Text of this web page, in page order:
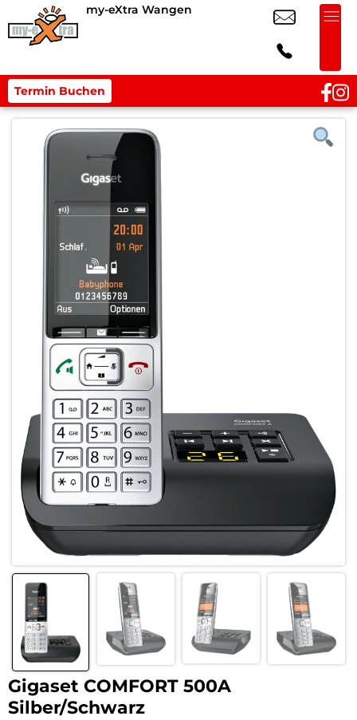
my-eXtra Wangen
Termin Buchen
Gigaset COMFORT 500A
Silber/Schwarz